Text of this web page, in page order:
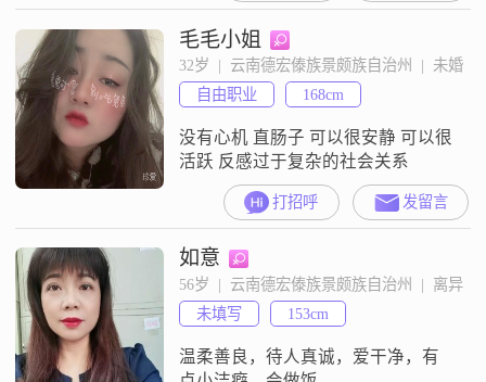
能换位思考，没有大男子主义，生
活有规律，不抽烟，少喝酒，为人
正直善良，无不良嗜好的男士。
毛毛小姐
32岁  |  云南德宏傣族景颇族自治州  |  未婚
自由职业
168cm
没有心机 直肠子 可以很安静 可以很
活跃 反感过于复杂的社会关系
打招呼 发留言
如意
56岁  |  云南德宏傣族景颇族自治州  |  离异
未填写
153cm
温柔善良，待人真诚，爱干净，有